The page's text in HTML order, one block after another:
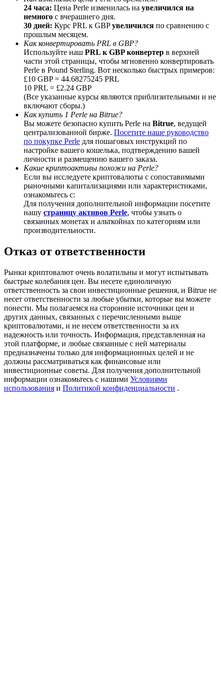
Реферал
Пригласите друга, чтобы получить денежные
вознаграждения
BTC Welcome Rewards
BTC Welcome Rewards
Deposit & Trade BTC to Share 25000 USDT prize pool!
Deposit CASHCAT & Win
Exclusive for BitMart Users
Register & Trade to Win 500,000 USDT
Precious Metals Trading Carnival
Trade Gold & Silver · 33,333 USDT Bonus
24 часа: Цена Perle изменилась на увеличился на
немного с вчерашнего дня.
30 дней: Курс PRL к GBPувеличился по сравнению с
прошлым месяцем.
Как конвертировать PRL в GBP?
Используйте наш PRL к GBP конвертер в верхней
части этой страницы, чтобы мгновенно конвертировать
Perle в Pound Sterling. Вот несколько быстрых примеров:
£10 GBP = 44.68275245 PRL
10 PRL = £2.24 GBP
(Все указанные курсы являются приблизительными и не
включают сборы.)
Как купить 1 Perle на Bitrue?
Вы можете безопасно купить Perle на Bitrue, ведущей
централизованной бирже. Посетите наше руководство
по покупке Perle для пошаговых инструкций по
настройке вашего кошелька, подтверждению вашей
личности и размещению вашего заказа.
Какие криптоактивы похожи на Perle?
Если вы исследуете криптовалюты с сопоставимыми
рыночными капитализациями или характеристиками,
ознакомьтесь с:
Для получения дополнительной информации посетите
нашу страницу активов Perle, чтобы узнать о
связанных монетах и альткойнах по категориям или
производительности.
Отказ от ответственности
Рынки криптовалют очень волатильны и могут испытывать
быстрые колебания цен. Вы несете единоличную
ответственность за свои инвестиционные решения, и Bitrue не
несет ответственности за любые убытки, которые вы можете
понести. Мы полагаемся на сторонние источники цен и
других данных, связанных с перечисленными выше
криптовалютами, и не несем ответственности за их
надежность или точность. Информация, представленная на
этой платформе, и любые связанные с ней материалы
предназначены только для информационных целей и не
должны рассматриваться как финансовые или
инвестиционные советы. Для получения дополнительной
информации ознакомьтесь с нашими Условиями
использования и Политикой конфиденциальности .